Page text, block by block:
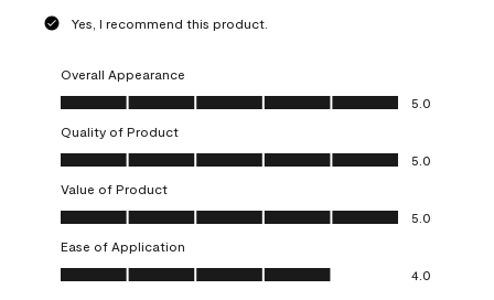
Yes, I recommend this product.
Overall Appearance
Overall Appearance, 5.0 out of 5
5.0
Quality of Product
Quality of Product, 5.0 out of 5
5.0
Value of Product
Value of Product, 5.0 out of 5
5.0
Ease of Application
Ease of Application, 4.0 out of 5
4.0